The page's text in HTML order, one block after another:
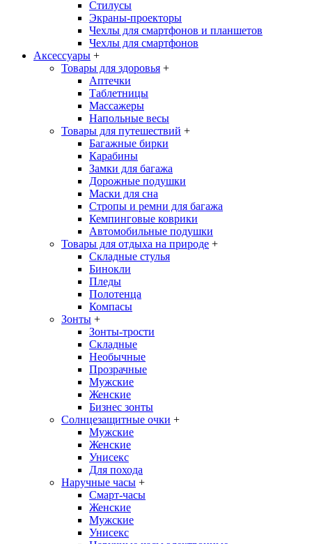
Стилусы
Экраны-проекторы
Чехлы для смартфонов и планшетов
Чехлы для смартфонов
Аксессуары +
Товары для здоровья +
Аптечки
Таблетницы
Массажеры
Напольные весы
Товары для путешествий +
Багажные бирки
Карабины
Замки для багажа
Дорожные подушки
Маски для сна
Стропы и ремни для багажа
Кемпинговые коврики
Автомобильные подушки
Товары для отдыха на природе +
Складные стулья
Бинокли
Пледы
Полотенца
Компасы
Зонты +
Зонты-трости
Складные
Необычные
Прозрачные
Мужские
Женские
Бизнес зонты
Солнцезащитные очки +
Мужские
Женские
Унисекс
Для похода
Наручные часы +
Смарт-часы
Женские
Мужские
Унисекс